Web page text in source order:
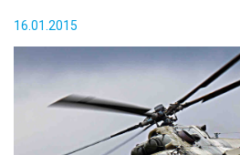
КОНТАКТЫ
16.01.2015